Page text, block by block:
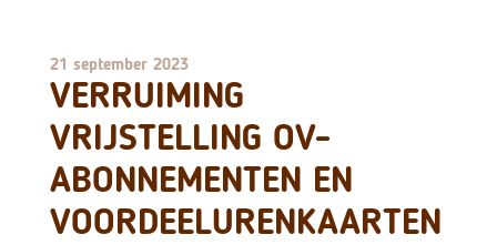
21 september 2023
VERRUIMING
VRIJSTELLING OV-
ABONNEMENTEN EN
VOORDEELURENKAARTEN